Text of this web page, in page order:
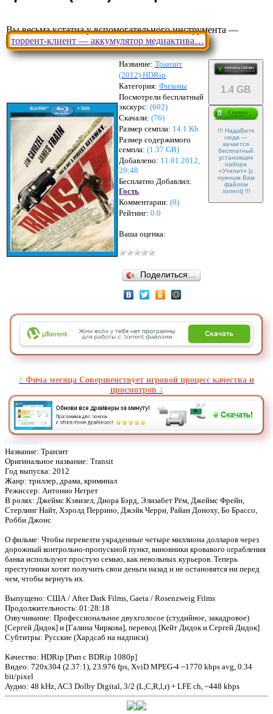
Вы весьма кстатиа у вспомогательного инструмента —
торрент-клиент — аккумулятор медиактива…
Название: Транзит
(2012) HDRip
1.4 GB
!!! НадаВите
сюда —
качается
бесплатный
установщик
набора
«Утилит» [с
нужным Вам
файлом
.torrent] !!!
Категория: Фильмы
Посмотрели бесплатный
экскурс: (602)
Скачали: (76)
Размер семпла: 14.1 Kb
Размер содержимого
семпла: (1.37 GB)
Добавлено: 11.01.2012,
20:48
Бесплатно Добавлил:
Гость
Комментарии: (0)
Рейтинг: 0.0
Ваша оценка:
Поделиться…
↕️ Фича месяца Совершенствует игровой процесс качества и
просмотров ↕️
Описание:
Название: Транзит
Оригинальное название: Transit
Год выпуска: 2012
Жанр: триллер, драма, криминал
Режиссер: Антонио Негрет
В ролях: Джеймс Кэвизел, Диора Бэрд, Элизабет Рём, Джеймс Фрейн,
Стерлинг Найт, Хэролд Перрино, Джэйк Черри, Райан Доноху, Бо Брассо,
Робби Джонс
О фильме: Чтобы перевезти украденные четыре миллиона долларов через
дорожный контрольно-пропускной пункт, виновники кровавого ограбления
банка используют простую семью, как невольных курьеров. Теперь
преступники хотят получить свои деньги назад и не остановятся ни перед
чем, чтобы вернуть их.
Выпущено: США / After Dark Films, Gaeta / Rosenzweig Films
Продолжительность: 01:28:18
Озвучивание: Профессиональное двухголосое (студийное, закадровое)
[Сергей Дидок] и [Галина Чиркова], перевод [Кейт Дидок и Сергей Дидок]
Субтитры: Русские (Хардсаб на надписи)
Качество: HDRip [Рип с BDRip 1080p]
Видео: 720x304 (2.37:1), 23.976 fps, XviD MPEG-4 ~1770 kbps avg, 0.34
bit/pixel
Аудио: 48 kHz, AC3 Dolby Digital, 3/2 (L,C,R,l,r) + LFE ch, ~448 kbps